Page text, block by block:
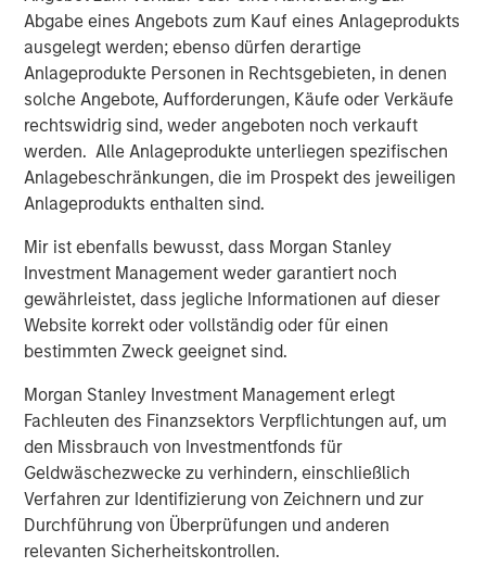
Abgabe eines Angebots zum Kauf eines Anlageprodukts
ausgelegt werden; ebenso dürfen derartige
Anlageprodukte Personen in Rechtsgebieten, in denen
solche Angebote, Aufforderungen, Käufe oder Verkäufe
rechtswidrig sind, weder angeboten noch verkauft
werden. Alle Anlageprodukte unterliegen spezifischen
Anlagebeschränkungen, die im Prospekt des jeweiligen
Anlageprodukts enthalten sind.
Mir ist ebenfalls bewusst, dass Morgan Stanley
Investment Management weder garantiert noch
gewährleistet, dass jegliche Informationen auf dieser
Website korrekt oder vollständig oder für einen
bestimmten Zweck geeignet sind.
Morgan Stanley Investment Management erlegt
Fachleuten des Finanzsektors Verpflichtungen auf, um
den Missbrauch von Investmentfonds für
Geldwäschezwecke zu verhindern, einschließlich
Verfahren zur Identifizierung von Zeichnern und zur
Durchführung von Überprüfungen und anderen
relevanten Sicherheitskontrollen.
Featured Products
Global Balanced Risk Control Fund of Funds
Ähnliche Einblicke
There’s a New Sheriff in Town: Culture
Change at the Fed
CARON’S CORNER
The Blurred Lines Between Growth and Value
Create an Investment Opportunity
CARON’S CORNER
Adapting to a Structurally Higher Nominal
World